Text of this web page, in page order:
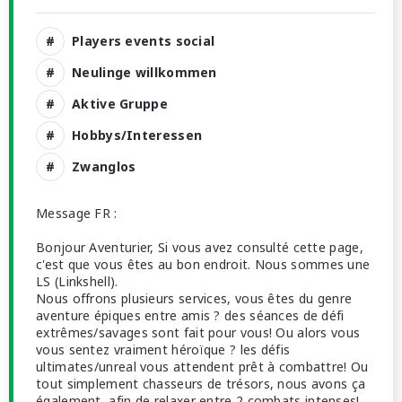
Players events social
Neulinge willkommen
Aktive Gruppe
Hobbys/Interessen
Zwanglos
Message FR :
Bonjour Aventurier, Si vous avez consulté cette page,
c'est que vous êtes au bon endroit. Nous sommes une
LS (Linkshell).
Nous offrons plusieurs services, vous êtes du genre
aventure épiques entre amis ? des séances de défi
extrêmes/savages sont fait pour vous! Ou alors vous
vous sentez vraiment héroïque ? les défis
ultimates/unreal vous attendent prêt à combattre! Ou
tout simplement chasseurs de trésors, nous avons ça